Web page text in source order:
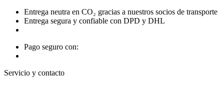
Entrega neutra en CO₂ gracias a nuestros socios de transporte
Entrega segura y confiable con DPD y DHL
Pago seguro con:
Servicio y contacto